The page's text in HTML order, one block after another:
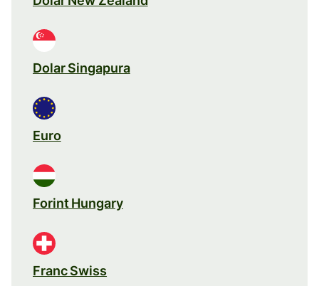
Dolar Singapura
Euro
Forint Hungary
Franc Swiss